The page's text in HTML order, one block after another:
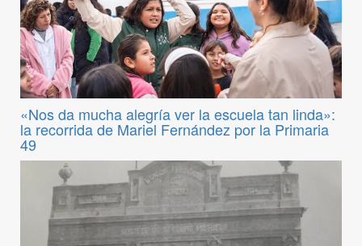
«Nos da mucha alegría ver la escuela tan linda»:
la recorrida de Mariel Fernández por la Primaria
49